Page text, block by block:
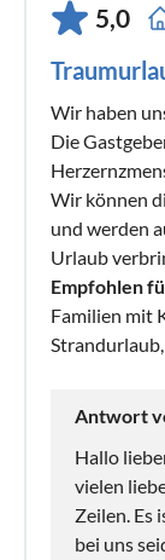
5,0
Wir haben
Die
Wir können
und werden
Urlaub
Empfohlen
Familien mit
Antwort
Hallo
vielen
Zeilen. Es
bei uns